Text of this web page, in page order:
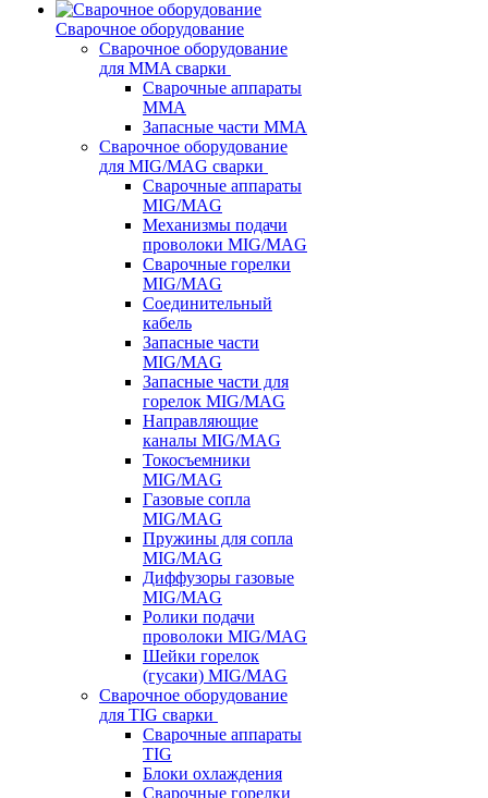
Сварочное оборудование
Сварочное оборудование
для MMA сварки
Сварочные аппараты
MMA
Запасные части MMA
Сварочное оборудование
для MIG/MAG сварки
Сварочные аппараты
MIG/MAG
Механизмы подачи
проволоки MIG/MAG
Сварочные горелки
MIG/MAG
Соединительный
кабель
Запасные части
MIG/MAG
Запасные части для
горелок MIG/MAG
Направляющие
каналы MIG/MAG
Токосъемники
MIG/MAG
Газовые сопла
MIG/MAG
Пружины для сопла
MIG/MAG
Диффузоры газовые
MIG/MAG
Ролики подачи
проволоки MIG/MAG
Шейки горелок
(гусаки) MIG/MAG
Сварочное оборудование
для TIG сварки
Сварочные аппараты
TIG
Блоки охлаждения
Сварочные горелки